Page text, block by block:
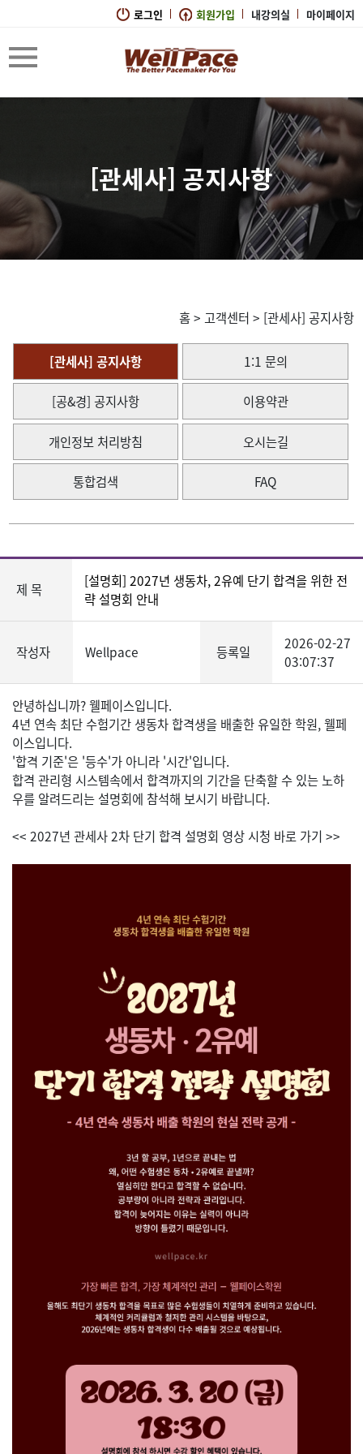
로그인 회원가입 내강의실 마이페이지
[관세사] 공지사항
홈> 고객센터 > [관세사] 공지사항
[관세사] 공지사항 1:1 문의
[공&경] 공지사항 이용약관
개인정보 처리방침 오시는길
통합검색 FAQ
제 목
[설명회] 2027년 생동차, 2유예 단기 합격을 위한 전
략 설명회 안내
작성자 Wellpace 등록일
2026-02-27
03:07:37
안녕하십니까? 웰페이스입니다.
4년 연속 최단 수험기간 생동차 합격생을 배출한 유일한 학원, 웰페
이스입니다.
'합격 기준'은 '등수'가 아니라 '시간'입니다.
합격 관리형 시스템속에서 합격까지의 기간을 단축할 수 있는 노하
우를 알려드리는 설명회에 참석해 보시기 바랍니다.
<< 2027년 관세사 2차 단기 합격 설명회 영상 시청 바로 가기 >>